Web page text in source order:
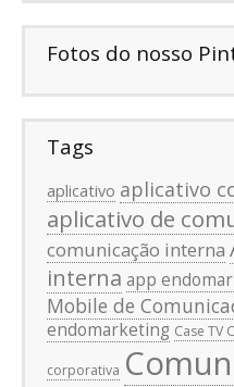
Fotos do nosso
Tags
aplicativo aplicativo
aplicativo de
comunicação interna
interna app
Mobile de
endomarketing Case TV
corporativa